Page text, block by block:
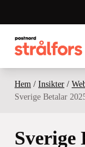
Hem / Insikter /
Sverige Betalar
Sverige